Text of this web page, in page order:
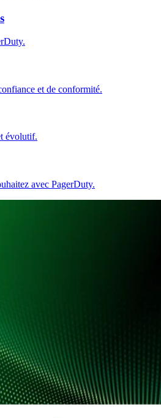
et de conformité.
évolutif.
avec PagerDuty.